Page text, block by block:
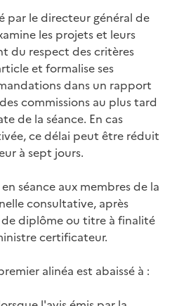
par le directeur général de
les projets et leurs
du respect des critères
et formalise ses
dans un rapport
commissions au plus tard
de la séance. En cas
ce délai peut être réduit
à sept jours.
séance aux membres de la
consultative, après
diplôme ou titre à finalité
certificateur.
alinéa est abaissé à :